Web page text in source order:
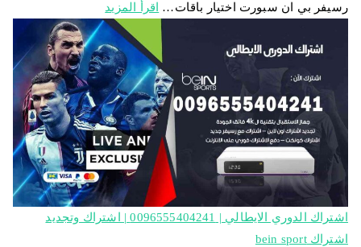
رسيفر بي ان سبورت اختيار باقات…
اقرأ المزيد
اشتراك الدوري الايطالي | 0096555404241 | اشتراك وتجديد
اشتراك bein sport